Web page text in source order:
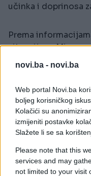
novi.ba - novi.ba
Web portal Novi.ba
boljeg korisničkog
Kolačići su
izmijeniti postavke
Slažete li se sa
Please note that this
services and may
not limited to your visit
učinka i doprinosa
Prema
situacijom,
fiskalnoj godini
korištenja AI alata
uvode jer
AI alata poput
Microsoft želi
timovi koji
razumijevanje